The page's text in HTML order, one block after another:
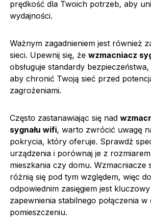
prędkość dla Twoich potrzeb, aby
wydajności.
Ważnym zagadnieniem jest również
sieci. Upewnij się, że wzmacniacz
obsługuje standardy
aby chronić Twoją sieć przed
zagrożeniami.
Często zastanawiając się nad
sygnału wifi, warto zwrócić uwagę
pokrycia, który oferuje. Sprawdź
urządzenia i porównaj je z
mieszkania czy domu. Wzmacniacze
różnią się pod tym względem, więc
odpowiednim zasięgiem jest
zapewnienia stabilnego połączenia w
pomieszczeniu.